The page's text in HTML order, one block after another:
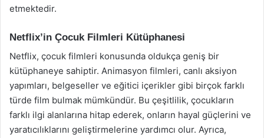
etmektedir.
Netflix’in Çocuk Filmleri Kütüphanesi
Netflix, çocuk filmleri konusunda oldukça geniş bir
kütüphaneye sahiptir. Animasyon filmleri, canlı aksiyon
yapımları, belgeseller ve eğitici içerikler gibi birçok farklı
türde film bulmak mümkündür. Bu çeşitlilik, çocukların
farklı ilgi alanlarına hitap ederek, onların hayal güçlerini ve
yaratıcılıklarını geliştirmelerine yardımcı olur. Ayrıca,